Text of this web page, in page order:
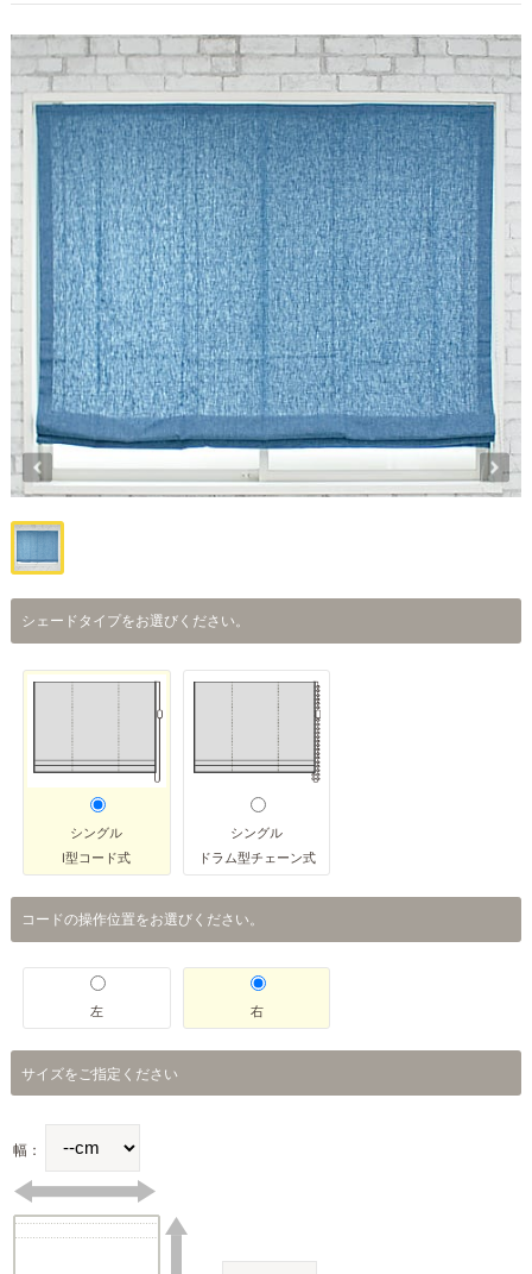
シェードタイプをお選びください。
シングル
I型コード式
シングル
ドラム型チェーン式
コードの操作位置をお選びください。
左 右
サイズをご指定ください
幅：